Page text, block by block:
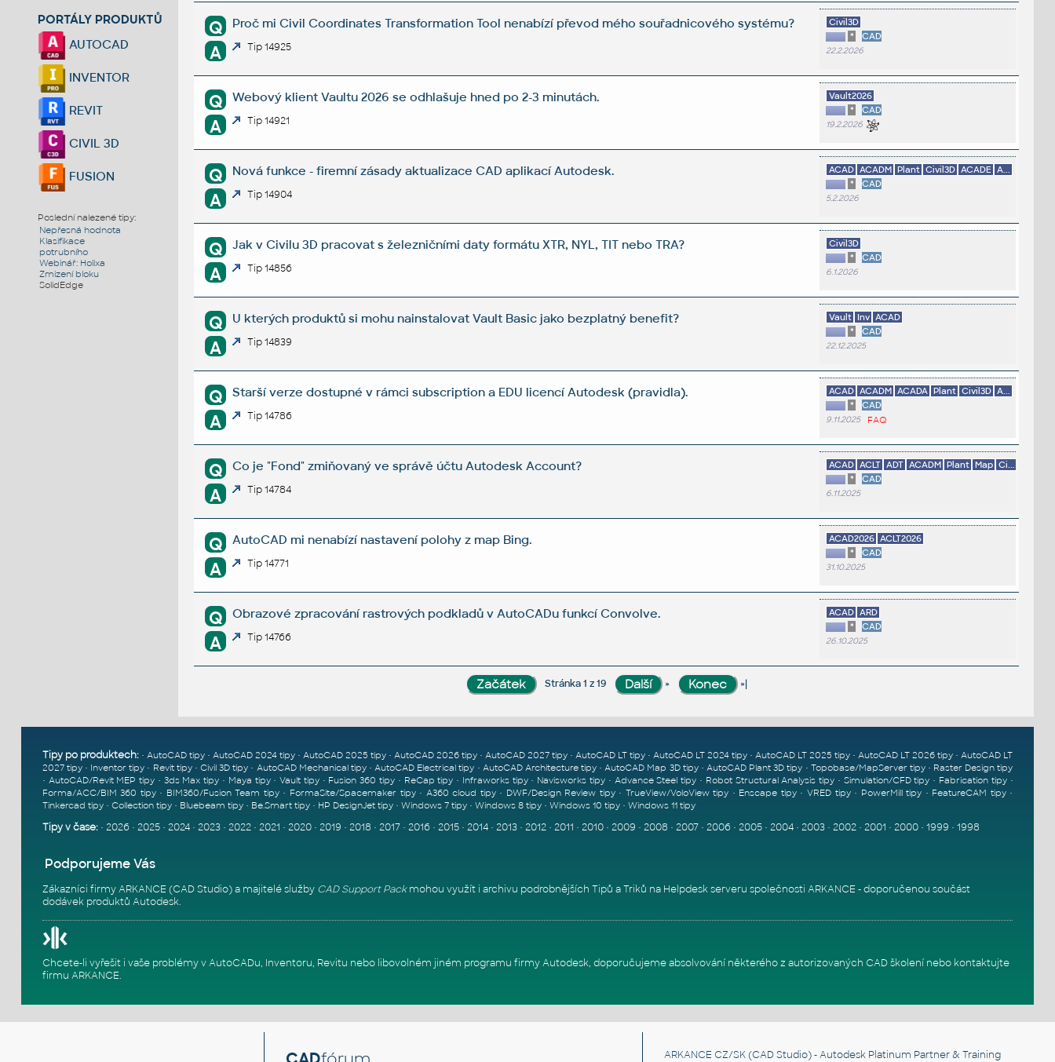
PORTÁLY PRODUKTŮ
AUTOCAD
INVENTOR
REVIT
CIVIL 3D
FUSION
Poslední nalezené tipy:
Nepřesná hodnota
Klasifikace
potrubního
Webinář: Holixa
Zmizení bloku
SolidEdge
Q Proč mi Civil Coordinates Transformation Tool nenabízí převod mého souřadnicového systému?
A Tip 14925
Civil3D
*
CAD
22.2.2026
Q Webový klient Vaultu 2026 se odhlašuje hned po 2-3 minutách.
A Tip 14921
Vault2026
*
CAD
19.2.2026
Q Nová funkce - firemní zásady aktualizace CAD aplikací Autodesk.
A Tip 14904
ACAD ACADM Plant Civil3D ACADE A...
*
CAD
5.2.2026
Q Jak v Civilu 3D pracovat s železničními daty formátu XTR, NYL, TIT nebo TRA?
A Tip 14856
Civil3D
*
CAD
6.1.2026
Q U kterých produktů si mohu nainstalovat Vault Basic jako bezplatný benefit?
A Tip 14839
Vault Inv ACAD
*
CAD
22.12.2025
Q Starší verze dostupné v rámci subscription a EDU licencí Autodesk (pravidla).
A Tip 14786
ACAD ACADM ACADA Plant Civil3D A...
*
CAD
9.11.2025 FAQ
Q Co je "Fond" zmiňovaný ve správě účtu Autodesk Account?
A Tip 14784
ACAD ACLT ADT ACADM Plant Map Ci...
*
CAD
6.11.2025
Q AutoCAD mi nenabízí nastavení polohy z map Bing.
A Tip 14771
ACAD2026 ACLT2026
*
CAD
31.10.2025
Q Obrazové zpracování rastrových podkladů v AutoCADu funkcí Convolve.
A Tip 14766
ACAD ARD
*
CAD
26.10.2025
Stránka 1 z 19 » »|
Tipy po produktech:• AutoCAD tipy• AutoCAD 2024 tipy• AutoCAD 2025 tipy• AutoCAD 2026 tipy •AutoCAD 2027 tipy •AutoCAD LT tipy •AutoCAD LT 2024 tipy •AutoCAD LT 2025 tipy •AutoCAD LT 2026 tipy •AutoCAD LT
2027 tipy• Inventor tipy • Revit tipy•Civil 3D tipy • AutoCAD Mechanical tipy•AutoCAD Electrical tipy • AutoCAD Architecture tipy•AutoCAD Map 3D tipy• AutoCAD Plant 3D tipy • Topobase/MapServer tipy• Raster Design tipy
• AutoCAD/Revit MEP tipy • 3ds Max tipy • Maya tipy•Vault tipy• Fusion 360 tipy • ReCap tipy • Infraworks tipy• Navisworks tipy • Advance Steel tipy • Robot Structural Analysis tipy • Simulation/CFD tipy • Fabrication tipy•
Forma/ACC/BIM 360 tipy• BIM360/Fusion Team tipy• FormaSite/Spacemaker tipy• A360 cloud tipy• DWF/Design Review tipy• TrueView/VoloView tipy • Enscape tipy•VRED tipy• PowerMill tipy • FeatureCAM tipy•
Tinkercad tipy• Collection tipy• Bluebeam tipy• Be.Smart tipy• HP DesignJet tipy• Windows 7 tipy• Windows 8 tipy• Windows 10 tipy• Windows 11 tipy
Tipy v čase:• 2026• 2025• 2024• 2023• 2022• 2021 • 2020• 2019 • 2018 • 2017• 2016• 2015• 2014• 2013• 2012• 2011 • 2010• 2009 • 2008 • 2007• 2006• 2005• 2004• 2003• 2002• 2001 • 2000• 1999 • 1998
Podporujeme Vás
Zákazníci firmy ARKANCE (CAD Studio) a majitelé služby CAD Support Packmohou využít i archivu podrobnějších Tipů a Triků na Helpdesk serveru společnosti ARKANCE - doporučenou součást
dodávek produktů Autodesk.
Chcete-li vyřešit i vaše problémy v AutoCADu, Inventoru, Revitu nebo libovolném jiném programu firmy Autodesk, doporučujeme absolvování některého z autorizovaných CAD školenínebo kontaktujte
firmu ARKANCE.
ARKANCE CZ/SK(CAD Studio) - Autodesk Platinum Partner & Training